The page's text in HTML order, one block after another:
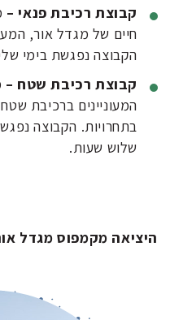
קבוצת רכיבת פנאי –
חיים של מגדל אור,
הקבוצה נפגשת בימי
קבוצת רכיבת שטח –
המעוניינים ברכיבת
בתחרויות. הקבוצה
שלוש שעות.
היציאה מקמפוס מגדל